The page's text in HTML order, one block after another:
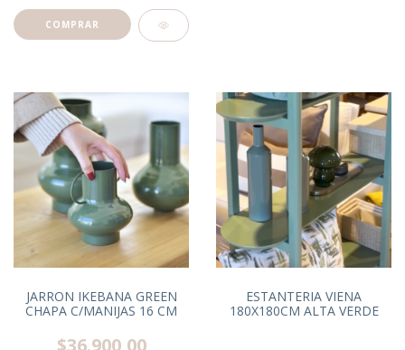
JARRON IKEBANA GREEN
CHAPA C/MANIJAS 16 CM
$36.900,00
ESTANTERIA VIENA
180X180CM ALTA VERDE